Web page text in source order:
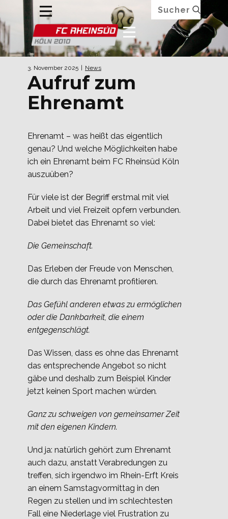
3. November 2025 News
Aufruf zum
Ehrenamt
Ehrenamt – was heißt das eigentlich
genau? Und welche Möglichkeiten habe
ich ein Ehrenamt beim FC Rheinsüd Köln
auszuüben?
Für viele ist der Begriff erstmal mit viel
Arbeit und viel Freizeit opfern verbunden.
Dabei bietet das Ehrenamt so viel:
Die Gemeinschaft.
Das Erleben der Freude von Menschen,
die durch das Ehrenamt profitieren.
Das Gefühl anderen etwas zu ermöglichen
oder die Dankbarkeit, die einem
entgegenschlägt.
Das Wissen, dass es ohne das Ehrenamt
das entsprechende Angebot so nicht
gäbe und deshalb zum Beispiel Kinder
jetzt keinen Sport machen würden.
Ganz zu schweigen von gemeinsamer Zeit
mit den eigenen Kindern.
Und ja: natürlich gehört zum Ehrenamt
auch dazu, anstatt Verabredungen zu
treffen, sich irgendwo im Rhein-Erft Kreis
an einem Samstagvormittag in den
Regen zu stellen und im schlechtesten
Fall eine Niederlage viel Frustration zu